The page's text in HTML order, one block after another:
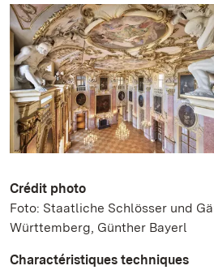
Crédit photo
Foto: Staatliche Schlösser und
Württemberg, Günther Bayerl
Charactéristiques techniques